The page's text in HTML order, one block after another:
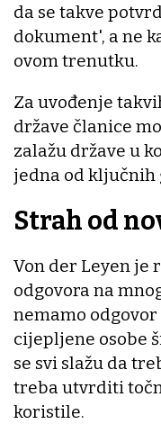
da se takve
dokument', a ne
ovom trenutku.
Za uvođenje
države članice
zalažu države u
jedna od ključnih
Strah od
Von der Leyen je
odgovora na
nemamo
cijepljene osobe
se svi slažu da
treba utvrditi
koristile.